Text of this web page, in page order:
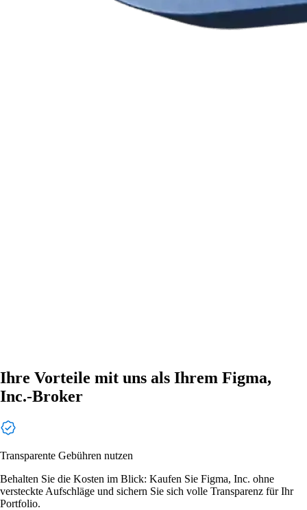
Ihre Vorteile mit uns als Ihrem Figma,
Inc.-Broker
Transparente Gebühren nutzen
Behalten Sie die Kosten im Blick: Kaufen Sie Figma, Inc. ohne
versteckte Aufschläge und sichern Sie sich volle Transparenz für Ihr
Portfolio.